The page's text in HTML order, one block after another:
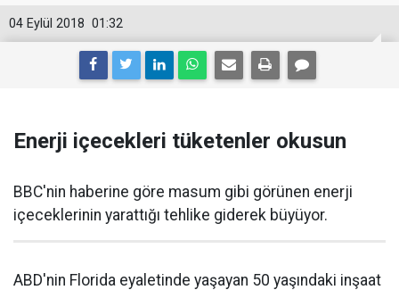
01:32
04 Eylül 2018
Enerji içecekleri tüketenler okusun
BBC'nin haberine göre masum gibi görünen enerji
içeceklerinin yarattığı tehlike giderek büyüyor.
ABD'nin Florida eyaletinde yaşayan 50 yaşındaki inşaat